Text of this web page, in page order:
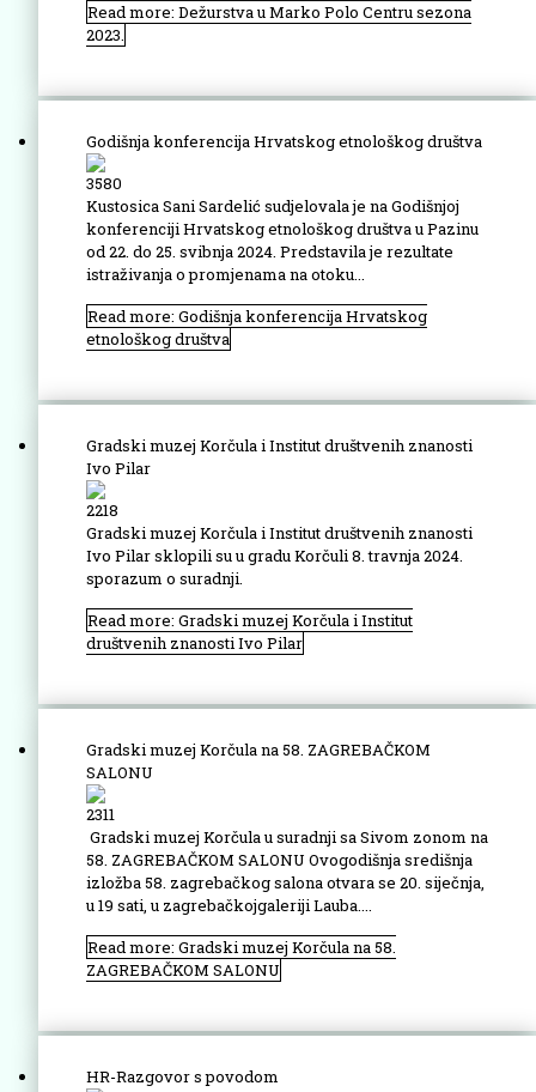
Read more: Dežurstva u Marko Polo Centru sezona
2023.
Godišnja konferencija Hrvatskog etnološkog društva
3580
Kustosica Sani Sardelić sudjelovala je na Godišnjoj
konferenciji Hrvatskog etnološkog društva u Pazinu
od 22. do 25. svibnja 2024. Predstavila je rezultate
istraživanja o promjenama na otoku...
Read more: Godišnja konferencija Hrvatskog
etnološkog društva
Gradski muzej Korčula i Institut društvenih znanosti
Ivo Pilar
2218
Gradski muzej Korčula i Institut društvenih znanosti
Ivo Pilar sklopili su u gradu Korčuli 8. travnja 2024.
sporazum o suradnji.
Read more: Gradski muzej Korčula i Institut
društvenih znanosti Ivo Pilar
Gradski muzej Korčula na 58. ZAGREBAČKOM
SALONU
2311
Gradski muzej Korčula u suradnji sa Sivom zonom na
58. ZAGREBAČKOM SALONU Ovogodišnja središnja
izložba 58. zagrebačkog salona otvara se 20. siječnja,
u 19 sati, u zagrebačkojgaleriji Lauba....
Read more: Gradski muzej Korčula na 58.
ZAGREBAČKOM SALONU
HR-Razgovor s povodom